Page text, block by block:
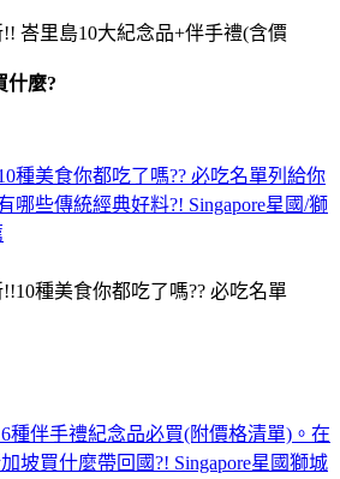
什麼?
種美食你都吃了嗎?? 必吃名單列給你
哪些傳統經典好料?! Singapore星國/獅
6種伴手禮紀念品必買(附價格清單)。在
坡買什麼帶回國?! Singapore星國獅城